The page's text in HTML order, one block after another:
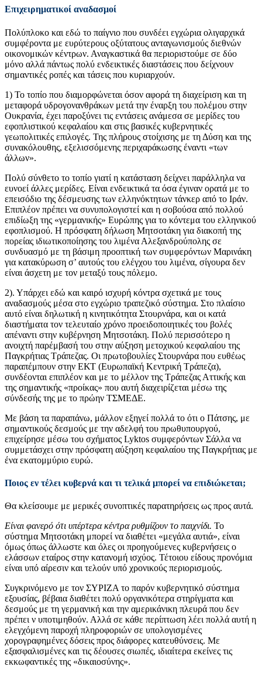
Επιχειρηματικοί αναδασμοί
Πολύπλοκο και εδώ το παίγνιο που συνδέει εγχώρια ολιγαρχικά
συμφέροντα με ευρύτερους οξύτατους ανταγωνισμούς διεθνών
οικονομικών κέντρων. Αναγκαστικά θα περιοριστούμε σε δύο
μόνο αλλά πάντως πολύ ενδεικτικές διαστάσεις που δείχνουν
σημαντικές ροπές και τάσεις που κυριαρχούν.
1) Το τοπίο που διαμορφώνεται όσον αφορά τη διαχείριση και τη
μεταφορά υδρογονανθράκων μετά την έναρξη του πολέμου στην
Ουκρανία, έχει παροξύνει τις εντάσεις ανάμεσα σε μερίδες του
εφοπλιστικού κεφαλαίου και στις βασικές κυβερνητικές
γεωπολιτικές επιλογές. Της πλήρους στοίχισης με τη Δύση και της
συνακόλουθης, εξελισσόμενης περιχαράκωσης έναντι «των
άλλων».
Πολύ σύνθετο το τοπίο γιατί η κατάσταση δείχνει παράλληλα να
ευνοεί άλλες μερίδες. Είναι ενδεικτικά τα όσα έγιναν ορατά με το
επεισόδιο της δέσμευσης των ελληνόκτητων τάνκερ από το Ιράν.
Επιπλέον πρέπει να συνυπολογιστεί και η σοβούσα από πολλού
επιδίωξη της «γερμανικής» Ευρώπης για το κόντεμα του ελληνικού
εφοπλισμού. Η πρόσφατη δήλωση Μητσοτάκη για διακοπή της
πορείας ιδιωτικοποίησης του λιμένα Αλεξανδρούπολης σε
συνδυασμό με τη βάσιμη προοπτική των συμφερόντων Μαρινάκη
για κατακύρωση σ’ αυτούς του ελέγχου του λιμένα, σίγουρα δεν
είναι άσχετη με τον μεταξύ τους πόλεμο.
2). Υπάρχει εδώ και καιρό ισχυρή κόντρα σχετικά με τους
αναδασμούς μέσα στο εγχώριο τραπεζικό σύστημα. Στο πλαίσιο
αυτό είναι δηλωτική η κινητικότητα Στουρνάρα, και οι κατά
διαστήματα τον τελευταίο χρόνο προειδοποιητικές του βολές
απέναντι στην κυβέρνηση Μητσοτάκη. Πολύ περισσότερο η
ανοιχτή παρέμβασή του στην αύξηση μετοχικού κεφαλαίου της
Παγκρήτιας Τράπεζας. Οι πρωτοβουλίες Στουρνάρα που ευθέως
παραπέμπουν στην ΕΚΤ (Ευρωπαϊκή Κεντρική Τράπεζα),
συνδέονται επιπλέον και με το μέλλον της Τράπεζας Αττικής και
της σημαντικής «προίκας» που αυτή διαχειρίζεται μέσω της
σύνδεσής της με το πρώην ΤΣΜΕΔΕ.
Με βάση τα παραπάνω, μάλλον εξηγεί πολλά το ότι ο Πάτσης, με
σημαντικούς δεσμούς με την αδελφή του πρωθυπουργού,
επιχείρησε μέσω του σχήματος Lyktos συμφερόντων Σάλλα να
συμμετάσχει στην πρόσφατη αύξηση κεφαλαίου της Παγκρήτιας με
ένα εκατομμύριο ευρώ.
Ποιος εν τέλει κυβερνά και τι τελικά μπορεί να επιδιώκεται;
Θα κλείσουμε με μερικές συνοπτικές παρατηρήσεις ως προς αυτά.
Είναι φανερό ότι υπέρτερα κέντρα ρυθμίζουν το παιχνίδι. Το
σύστημα Μητσοτάκη μπορεί να διαθέτει «μεγάλα αυτιά», είναι
όμως όπως άλλωστε και όλες οι προηγούμενες κυβερνήσεις ο
ελάσσων εταίρος στην κατανομή ισχύος. Τέτοιου είδους προνόμια
είναι υπό αίρεσιν και τελούν υπό χρονικούς περιορισμούς.
Συγκρινόμενο με τον ΣΥΡΙΖΑ το παρόν κυβερνητικό σύστημα
εξουσίας, βέβαια διαθέτει πολύ οργανικότερα στηρίγματα και
δεσμούς με τη γερμανική και την αμερικάνικη πλευρά που δεν
πρέπει ν υποτιμηθούν. Αλλά σε κάθε περίπτωση λέει πολλά αυτή η
ελεγχόμενη παροχή πληροφοριών σε υπολογισμένες
χορογραφημένες δόσεις προς διάφορες κατευθύνσεις. Με
εξασφαλισμένες και τις δέουσες σιωπές, ιδιαίτερα εκείνες τις
εκκωφαντικές της «δικαιοσύνης».